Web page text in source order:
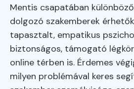
Mentis csapatában
dolgozó szakemberek
tapasztalt, empatikus
biztonságos, támogató
online térben is. Érdemes
milyen problémával keres